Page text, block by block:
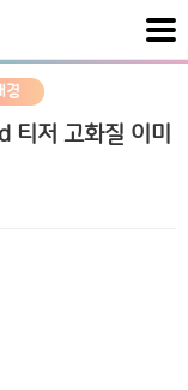
경
저 고화질 이미